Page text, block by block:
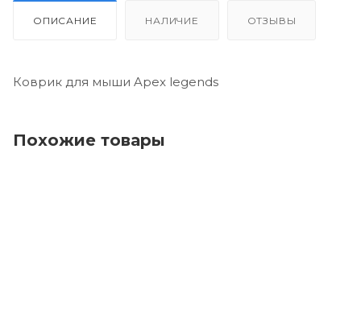
ОПИСАНИЕ НАЛИЧИЕ ОТЗЫВЫ
Коврик для мыши Apex legends
Похожие товары